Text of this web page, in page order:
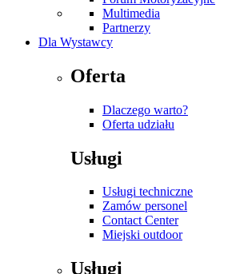
Multimedia
Partnerzy
Dla Wystawcy
Oferta
Dlaczego warto?
Oferta udziału
Usługi
Usługi techniczne
Zamów personel
Contact Center
Miejski outdoor
Usługi